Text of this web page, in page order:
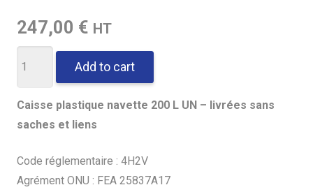
247,00 € HT
plastique
homologuée
UN
Add to cart
Caisse plastique navette 200 L UN – livrées sans
saches et liens
Code réglementaire : 4H2V
Agrément ONU : FEA 25837A17